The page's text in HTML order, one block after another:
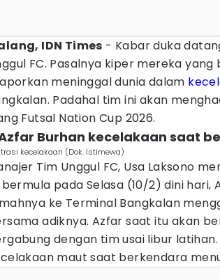
IDN Times - Kabar duka
FC. Pasalnya kiper mereka
meninggal dunia dalam
Padahal tim ini akan
Futsal Nation Cup 2026.
Azfar Burhan kecelakaan saat
kecelakaan (Dok. Istimewa)
Tim Unggul FC, Usa Laksono
bermula pada Selasa (10/2) dini
ke Terminal Bangkalan
adiknya. Azfar saat itu akan
dengan tim usai libur
maut saat berkendara